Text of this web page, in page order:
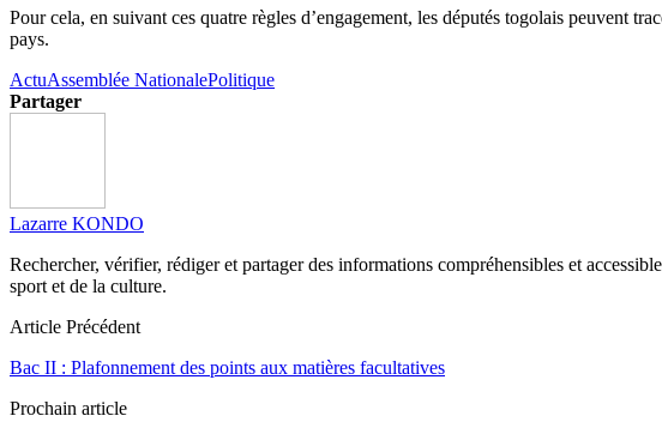
Pour cela, en suivant ces quatre règles d’engagement, les députés togolais peuvent
pays.
ActuAssemblée NationalePolitique
Partager
Lazarre KONDO
Rechercher, vérifier, rédiger et partager des informations compréhensibles et
sport et de la culture.
Article Précédent
Bac II : Plafonnement des points aux matières facultatives
Prochain article